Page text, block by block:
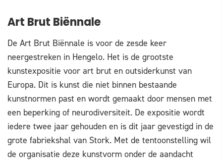
Art Brut Biënnale
De Art Brut Biënnale is voor de zesde keer
neergestreken in Hengelo. Het is de grootste
kunstexpositie voor art brut en outsiderkunst van
Europa. Dit is kunst die niet binnen bestaande
kunstnormen past en wordt gemaakt door mensen met
een beperking of neurodiversiteit. De expositie wordt
iedere twee jaar gehouden en is dit jaar gevestigd in de
grote fabriekshal van Stork. Met de tentoonstelling wil
de organisatie deze kunstvorm onder de aandacht